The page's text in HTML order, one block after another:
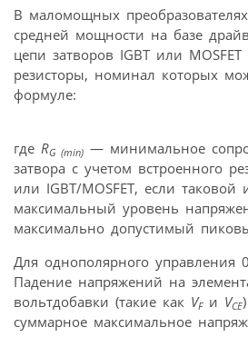
В маломощных
средней мощности на базе
цепи затворов IGBT или MOSFET
резисторы, номинал которых
формуле:
где RG (min) — минимальное
затвора с учетом встроенного
или IGBT/MOSFET, если таковой
максимальный уровень
максимально допустимый
Для однополярного
Падение напряжений на
вольтдобавки (такие как VFи VCE
суммарное максимальное